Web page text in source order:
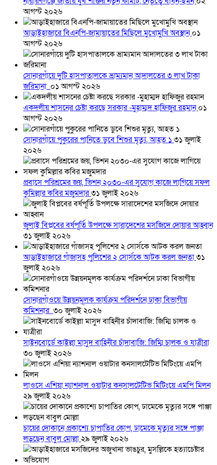
আগস্ট ২০২৬
আড়াইহাজারে বিএনপি-জামায়াতের মিছিলে মুখোমুখি অবস্থান০১
আগস্ট ২০২৬
সোনারগাঁয়ে দুটি হাসপাতালকে ভ্রাম্যমান আদালতের ৩ লাখ টাকা
জরিমানা ০১ আগস্ট ২০২৬
একদলীয় শাসনের চেষ্টা করছে সরকার -মুহাম্মদ হাফিজুর রহমান০১
আগস্ট ২০২৬
সোনারগাঁয়ে পুকুরের পানিতে ডুবে শিশুর মৃত্যু, আহত ১ ৩১ জুলাই
২০২৬
প্রবাসে পরিশ্রমের জয়, ভিশন ২০৩০-এর সুযোগ কাজে লাগিয়ে সফল
কুমিল্লার কবির মজুমদার৩১ জুলাই ২০২৬
জুলাই বিপ্লবের বর্ষপূর্তি উপলক্ষে সারাদেশের মসজিদে দোয়ার আহ্বান
৩১ জুলাই ২০২৬
আড়াইহাজারে গাঁজাসহ পুলিশের ২ সোর্সকে আটক করল জনতা৩১
জুলাই ২০২৬
সোনারগাঁওয়ে উন্নয়নমূলক কার্যক্রম পরিদর্শনে ঢাকা বিভাগীয়
কমিশনার ৩০ জুলাই ২০২৬
সাইনবোর্ডে কাইল্লা মাসুদ বাহিনীর চাঁদাবাজি: জিম্মি চালক ও যাত্রীরা
৩০ জুলাই ২০২৬
লাওসে এশিয়া ন্যাশনাল ওয়াটার কনসালটেটিভ মিটিংয়ে এমপি মিলন
২৯ জুলাই ২০২৬
চায়ের দোকানে প্রকাশ্যে চাপাতির কোপ, ঢামেকে মৃত্যুর সঙ্গে পাঞ্জা
লড়ছেন বাবুল মোল্লা২৯ জুলাই ২০২৬